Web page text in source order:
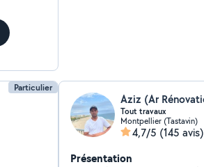
Particulier
Aziz (Ar
Tout travaux
Montpellier (Tastavin)
4,7/5 (145 avis)
Présentation